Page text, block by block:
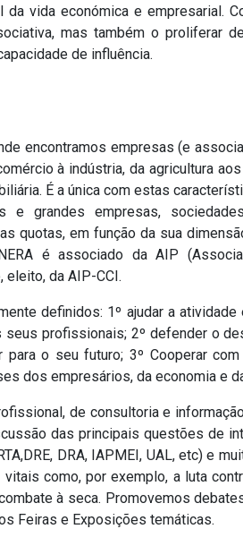
vida económica e empresarial.
mas também o proliferar
de influência.
encontramos empresas (e
à indústria, da agricultura
É a única com estas
e grandes empresas,
quotas, em função da sua
é associado da AIP
da AIP-CCI.
definidos: 1º ajudar a
profissionais; 2º defender o
o seu futuro; 3º Cooperar
dos empresários, da economia e
de consultoria e
das principais questões de
DRA, IAPMEI, UAL, etc) e
como, por exemplo, a luta
à seca. Promovemos
Feiras e Exposições temáticas.